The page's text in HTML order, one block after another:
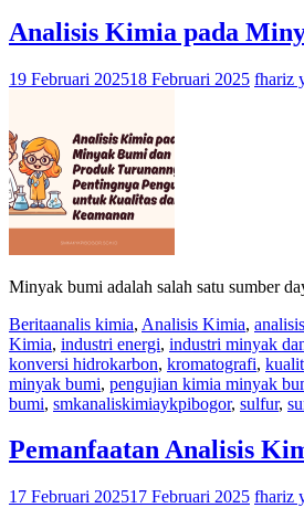
Analisis Kimia pada
19 Februari 202518 Februari 2025 fhariz
Minyak bumi adalah salah satu sumber
Beritaanalis kimia, Analisis Kimia,
Kimia, industri energi, industri minyak
konversi hidrokarbon, kromatografi,
minyak bumi, pengujian kimia minyak
bumi, smkanaliskimiaykpibogor, sulfur,
Pemanfaatan Analisis
17 Februari 202517 Februari 2025 fhariz